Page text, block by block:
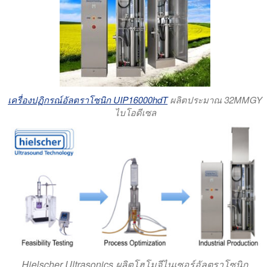
เครื่องปฏิกรณ์อัลตราโซนิก UIP16000hdTผลิตประมาณ 32MMGY
ไบโอดีเซล